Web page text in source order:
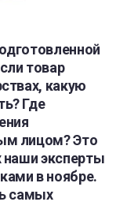
товар
какую
Где
лицом? Это
наши эксперты
в ноябре.
самых